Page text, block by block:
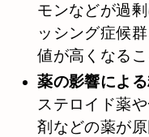
モンなどが過
ッシング症候
値が高くなるこ
薬の影響によ
ステロイド薬
剤などの薬が